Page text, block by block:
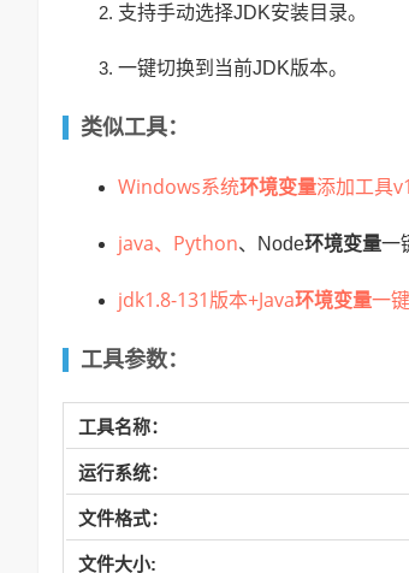
支持手动选择JDK安装目录。
一键切换到当前JDK版本。
类似工具：
Windows系统环境变量添加工具
java、 Python、Node环境变量一
jdk1.8-131版本+Java环境变量一
工具参数：
工具名称：
运行系统：
文件格式：
文件大小: